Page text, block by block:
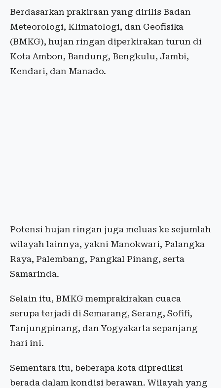
Berdasarkan prakiraan yang dirilis Badan
Meteorologi, Klimatologi, dan Geofisika
(BMKG), hujan ringan diperkirakan turun di
Kota Ambon, Bandung, Bengkulu, Jambi,
Kendari, dan Manado.
Potensi hujan ringan juga meluas ke sejumlah
wilayah lainnya, yakni Manokwari, Palangka
Raya, Palembang, Pangkal Pinang, serta
Samarinda.
Selain itu, BMKG memprakirakan cuaca
serupa terjadi di Semarang, Serang, Sofifi,
Tanjungpinang, dan Yogyakarta sepanjang
hari ini.
Sementara itu, beberapa kota diprediksi
berada dalam kondisi berawan. Wilayah yang